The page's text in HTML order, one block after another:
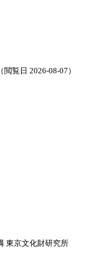
覧日 2026-08-07）
東京文化財研究所